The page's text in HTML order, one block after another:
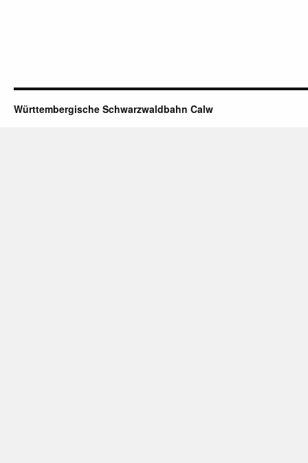
Württembergische Schwarzwaldbahn Calw